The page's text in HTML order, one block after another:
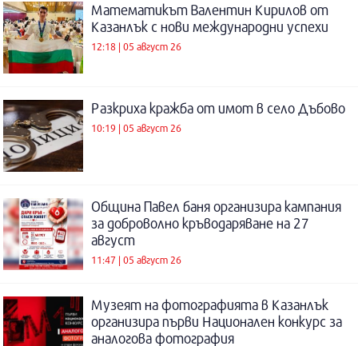
Математикът Валентин Кирилов от
Казанлък с нови международни успехи
12:18 | 05 август 26
Разкриха кражба от имот в село Дъбово
10:19 | 05 август 26
Община Павел баня организира кампания
за доброволно кръводаряване на 27
август
11:47 | 05 август 26
Музеят на фотографията в Казанлък
организира първи Национален конкурс за
аналогова фотография